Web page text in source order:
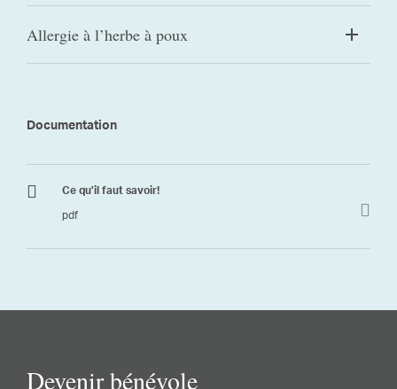
Allergie à l’herbe à poux
Documentation
Ce qu’il faut savoir!
pdf
Devenir bénévole